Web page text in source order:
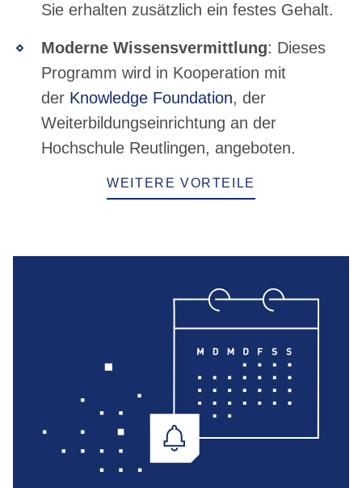
Sie erhalten zusätzlich ein festes Gehalt.
Moderne Wissensvermittlung: Dieses
Programm wird in Kooperation mit
der Knowledge Foundation, der
Weiterbildungseinrichtung an der
Hochschule Reutlingen, angeboten.
WEITERE VORTEILE